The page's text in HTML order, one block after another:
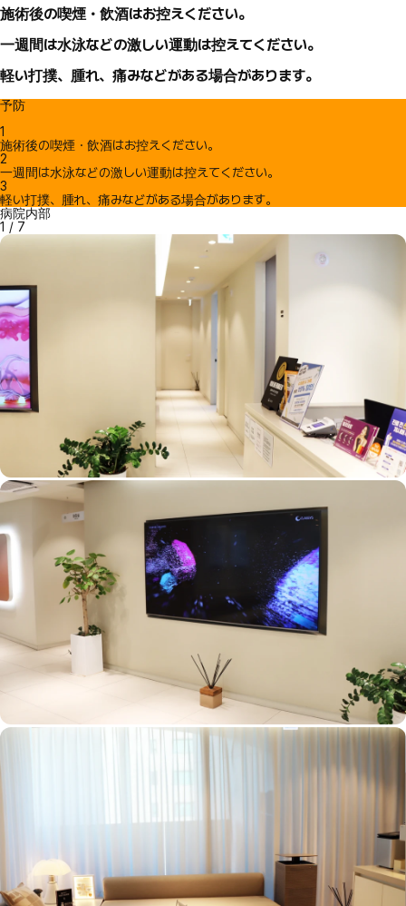
施術後の喫煙・飲酒はお控えください。
一週間は水泳などの激しい運動は控えてください。
軽い打撲、腫れ、痛みなどがある場合があります。
予防
1
施術後の喫煙・飲酒はお控えください。
2
一週間は水泳などの激しい運動は控えてください。
3
軽い打撲、腫れ、痛みなどがある場合があります。
病院内部
1 / 7